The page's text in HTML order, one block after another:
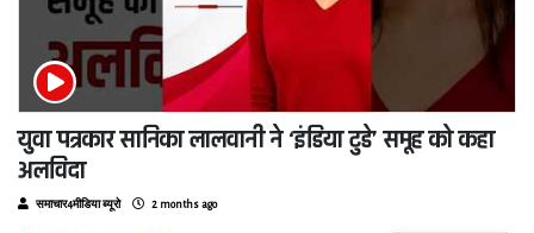
युवा पत्रकार सानिका लालवानी ने ‘इंडिया टुडे’ समूह को कहा
अलविदा
समाचार4मीडिया ब्यूरो 2 months ago